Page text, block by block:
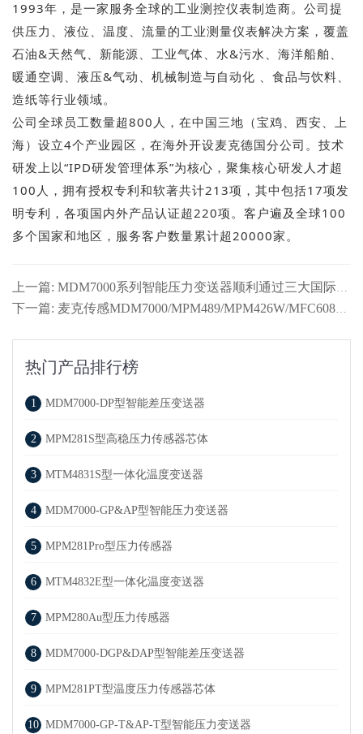
1993年，是一家服务全球的工业测控仪表制造商。公司提
供压力、液位、温度、流量的工业测量仪表解决方案，覆盖
石油&天然气、新能源、工业气体、水&污水、海洋船舶、
暖通空调、液压&气动、机械制造与自动化 、食品与饮料、
造纸等行业领域。
公司全球员工数量超800人，在中国三地（宝鸡、西安、上
海）设立4个产业园区，在海外开设麦克德国分公司。技术
研发上以“IPD研发管理体系”为核心，聚集核心研发人才超
100人，拥有授权专利和软著共计213项，其中包括17项发
明专利，各项国内外产品认证超220项。客户遍及全球100
多个国家和地区，服务客户数量累计超20000家。
热门产品排行榜
1 MDM7000-DP型智能差压变送器
2 MPM281S型高稳压力传感器芯体
3 MTM4831S型一体化温度变送器
4 MDM7000-GP&AP型智能压力变送器
5 MPM281Pro型压力传感器
6 MTM4832E型一体化温度变送器
7 MPM280Au型压力传感器
8 MDM7000-DGP&DAP型智能差压变送器
9 MPM281PT型温度压力传感器芯体
10 MDM7000-GP-T&AP-T型智能压力变送器